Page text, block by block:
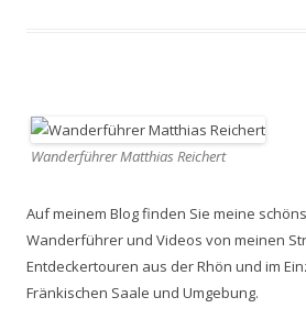
Wanderführer Matthias Reichert
Auf meinem Blog finden Sie meine
Wanderführer und Videos von meinen
Entdeckertouren aus der Rhön und im
Fränkischen Saale und Umgebung.